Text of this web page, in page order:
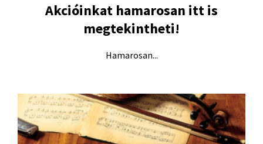
Akcióinkat hamarosan itt is
megtekintheti!
Hamarosan...